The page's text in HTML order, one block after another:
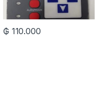
₲ 110.000